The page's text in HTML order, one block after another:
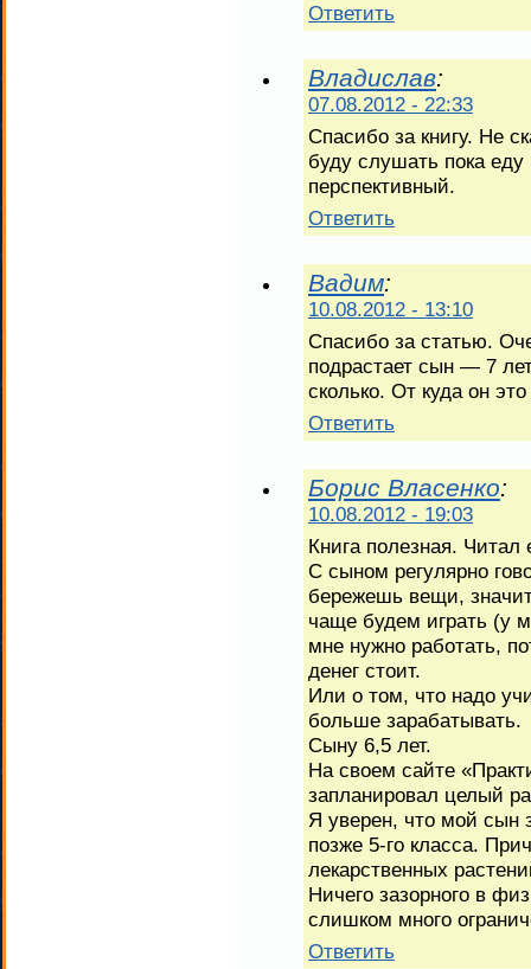
Ответить
Владислав:
07.08.2012 - 22:33
Спасибо за книгу. Не
буду слушать пока еду
перспективный.
Ответить
Вадим:
10.08.2012 - 13:10
Спасибо за статью.
подрастает сын — 7
сколько. От куда он
Ответить
Борис Власенко:
10.08.2012 - 19:03
Книга полезная.
С сыном регулярно
бережешь вещи,
чаще будем играть (у
мне нужно работать,
денег стоит.
Или о том, что надо
больше зарабатывать.
Сыну 6,5 лет.
На своем сайте
запланировал целый
Я уверен, что мой сын
позже 5-го класса.
лекарственных
Ничего зазорного в
слишком много
Ответить